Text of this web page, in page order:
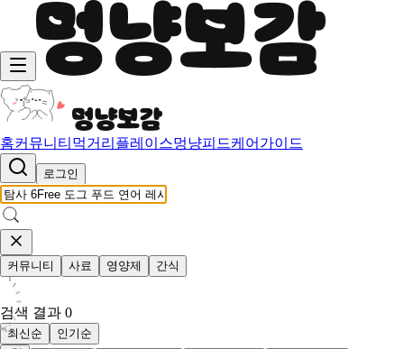
홈커뮤니티 먹거리 플레이스멍냥피드케어가이드
로그인
커뮤니티 사료 영양제 간식
검색 결과 0
최신순
인기순